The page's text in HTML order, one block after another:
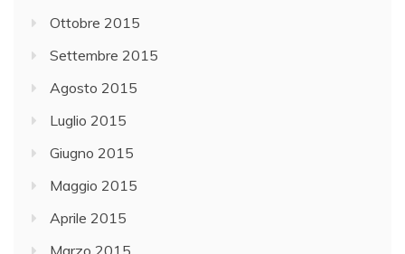
Ottobre 2015
Settembre 2015
Agosto 2015
Luglio 2015
Giugno 2015
Maggio 2015
Aprile 2015
Marzo 2015